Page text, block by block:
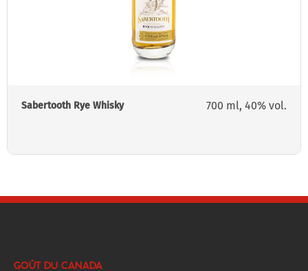
Sabertooth Rye Whisky 700 ml, 40% vol.
GOÛT DU CANADA